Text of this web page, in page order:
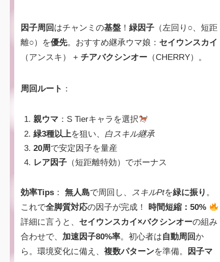
因子周回 はチャンミの基盤 ！緑因子 （左回り○、短距
離○）を優先。おすすめ継承ウマ娘： セイウンスカイ
（アンスキ） +チアバクシンオー （CHERRY）。
周回ルート ：
親ウマ ：S Tierキャラを選択
緑3種以上を狙い、 白スキル継承
20周 で安定因子を量産
レア因子（短距離特効）でボーナス
効率Tips ：無人島で周回し、 スキルPtを緑に振り 。
これで全脚質対応の因子が完成！ 時間短縮：50%
詳細に言うと、 セイウンスカイ×バクシンオーの組み
合わせで、 加速因子80%率。初心者は自動周回 か
ら。環境変化に備え、複数パターンを準備。
因子マ